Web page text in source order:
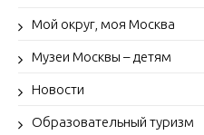
Мой округ, моя Москва
Музеи Москвы – детям
Новости
Образовательный туризм